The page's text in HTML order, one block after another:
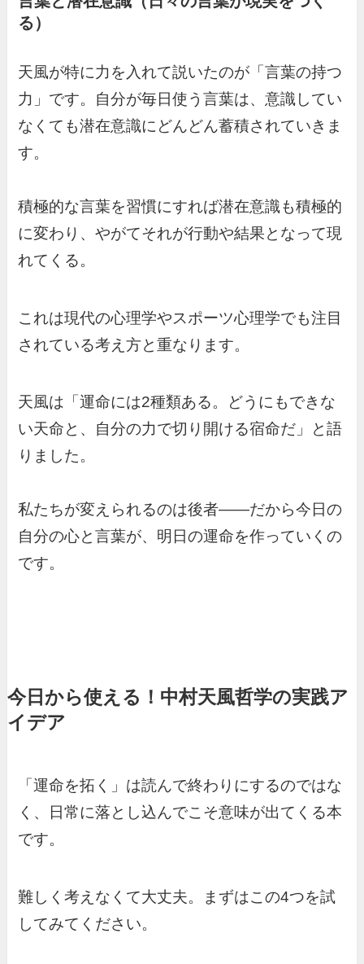
る）
天風が特に力を入れて説いたのが「言葉の持つ
力」です。自分が毎日使う言葉は、意識してい
なくても潜在意識にどんどん蓄積されていきま
す。
積極的な言葉を習慣にすれば潜在意識も積極的
に変わり、やがてそれが行動や結果となって現
れてくる。
これは現代の心理学やスポーツ心理学でも注目
されている考え方と重なります。
天風は「運命には2種類ある。どうにもできな
い天命と、自分の力で切り開ける宿命だ」と語
りました。
私たちが変えられるのは後者——だから今日の
自分の心と言葉が、明日の運命を作っていくの
です。
今日から使える！中村天風哲学の実践ア
イデア
「運命を拓く」は読んで終わりにするのではな
く、日常に落とし込んでこそ意味が出てくる本
です。
難しく考えなくて大丈夫。まずはこの4つを試
してみてください。